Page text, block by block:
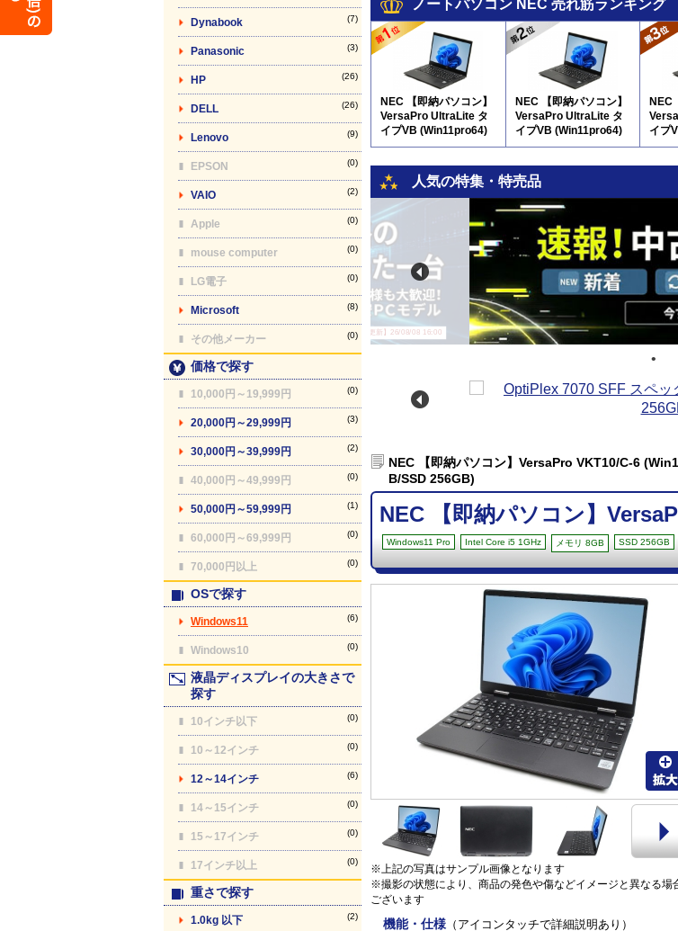
Dynabook (7)
Panasonic (3)
HP (26)
DELL (26)
Lenovo (9)
EPSON (0)
VAIO (2)
Apple (0)
mouse computer (0)
LG電子 (0)
Microsoft (8)
その他メーカー (0)
価格で探す
10,000円～19,999円 (0)
20,000円～29,999円 (3)
30,000円～39,999円 (2)
40,000円～49,999円 (0)
50,000円～59,999円 (1)
60,000円～69,999円 (0)
70,000円以上 (0)
OSで探す
Windows11 (6)
Windows10 (0)
液晶ディスプレイの大きさで
探す
10インチ以下 (0)
10～12インチ (0)
12～14インチ (6)
14～15インチ (0)
15～17インチ (0)
17インチ以上 (0)
重さで探す
1.0kg 以下 (2)
ノートパソコン NEC 売れ筋ランキング
NEC 【即納パソコン】
VersaPro UltraLite タ
イプVB (Win11pro64)
5N8
NEC 【即納パソコン】
VersaPro UltraLite タ
イプVB (Win11pro64)
(SSD新品) 5N8(SSD新
NEC
イプ
(SSD
人気の特集・特売品
【最終更新】26/08/08 16:00
NEC 【即納パソコン】VersaPro VKT10/C-6
B/SSD 256GB)
NEC 【即納パソコン】
Windows11 Pro Intel Core i5 1GHz メモリ 8GB SSD 256GB
※上記の写真はサンプル画像となります
※撮影の状態により、商品の発色や傷などイメージと異なる場
ございます
機能・仕様 （アイコンタッチで詳細説明あり）